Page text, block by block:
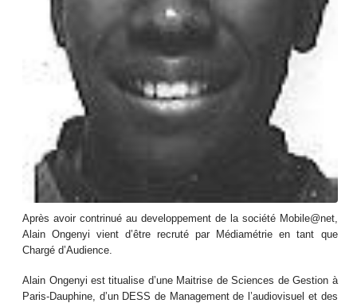
Après avoir contrinué au developpement de la société Mobile@net,
Alain Ongenyi vient d’être recruté par Médiamétrie en tant que
Chargé d’Audience.
Alain Ongenyi est titualise d’une Maitrise de Sciences de Gestion à
Paris-Dauphine, d’un DESS de Management de l’audiovisuel et des